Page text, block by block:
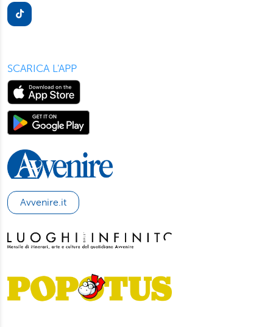
presente in ogni pagina del nostro sito. Per maggior
informazioni sul trattamento dei suoi dati visiti la nostra
SCARICA L'APP
Avvenire.it